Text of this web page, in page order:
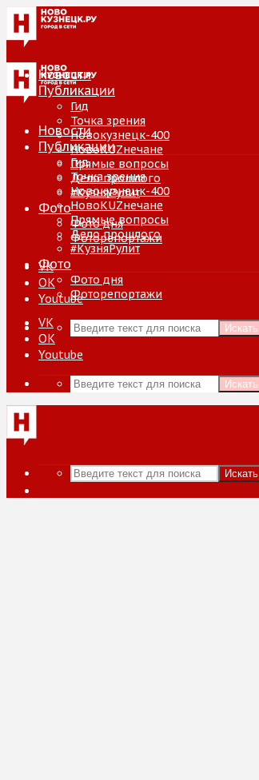
Новости
Публикации
Гид
Точка зрения
Новокузнецк-400
НовоKUZнечане
Прямые вопросы
Дело прошлого
#КузняРулит
Фото
Фото дня
Фоторепортажи
VK
ОК
Youtube
Искать
Новости
Публикации
Гид
Точка зрения
Новокузнецк-400
НовоKUZнечане
Прямые вопросы
Дело прошлого
#КузняРулит
Фото
Фото дня
Фоторепортажи
VK
ОК
Youtube
Искать
Искать